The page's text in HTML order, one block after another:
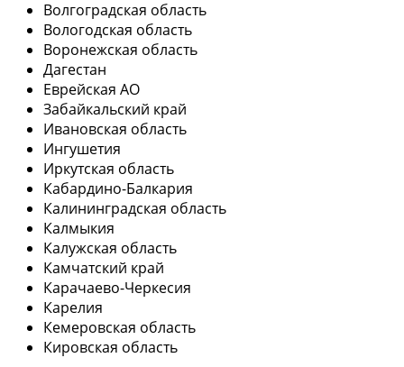
Волгоградская область
Вологодская область
Воронежская область
Дагестан
Еврейская АО
Забайкальский край
Ивановская область
Ингушетия
Иркутская область
Кабардино-Балкария
Калининградская область
Калмыкия
Калужская область
Камчатский край
Карачаево-Черкесия
Карелия
Кемеровская область
Кировская область